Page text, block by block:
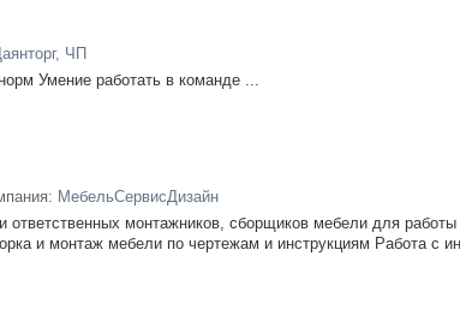
ЧП
Умение работать в команде ...
МебельСервисДизайн
ответственных монтажников, сборщиков мебели для работы
и монтаж мебели по чертежам и инструкциям Работа с